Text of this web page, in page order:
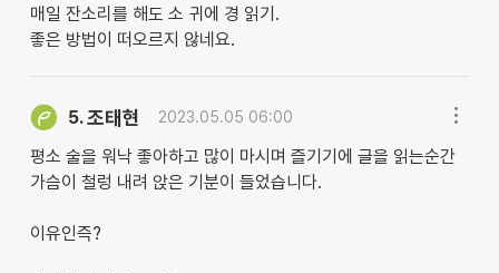
매일 잔소리를 해도 소 귀에 경 읽기.
좋은 방법이 떠오르지 않네요.
5.조태현 2023.05.05 06:00
평소 술을 워낙 좋아하고 많이 마시며 즐기기에 글을 읽는순간
가슴이 철렁 내려 앉은 기분이 들었습니다.
이유인즉?